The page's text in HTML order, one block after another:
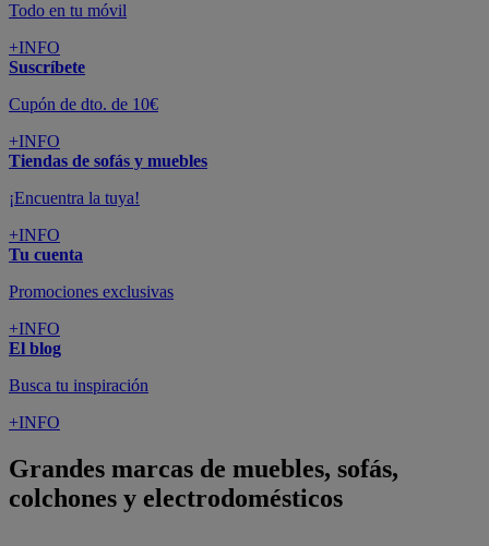
Todo en tu móvil
+INFO
Suscríbete
Cupón de dto. de 10€
+INFO
Tiendas de sofás y muebles
¡Encuentra la tuya!
+INFO
Tu cuenta
Promociones exclusivas
+INFO
El blog
Busca tu inspiración
+INFO
Grandes marcas de muebles, sofás,
colchones y electrodomésticos